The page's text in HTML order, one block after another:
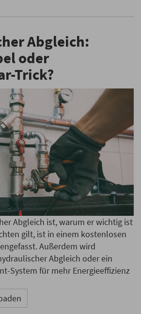
Abgleich:
oder
Trick?
Abgleich ist, warum er wichtig ist
gilt, ist in einem kostenlosen
Außerdem wird
Abgleich oder ein
System für mehr Energieeffizienz